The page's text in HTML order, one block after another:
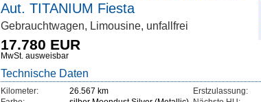
Aut. TITANIUM Fiesta
Gebrauchtwagen, Limousine, unfallfrei
17.780 EUR
MwSt. ausweisbar
Technische Daten
Kilometer:
26.567 km
Erstzulassung: